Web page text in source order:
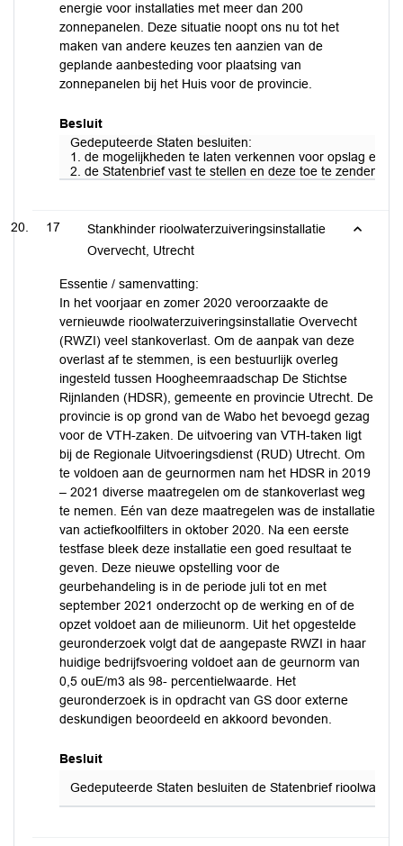
energie voor installaties met meer dan 200
zonnepanelen. Deze situatie noopt ons nu tot het
maken van andere keuzes ten aanzien van de
geplande aanbesteding voor plaatsing van
zonnepanelen bij het Huis voor de provincie.
Besluit
Gedeputeerde Staten besluiten:
1. de mogelijkheden te laten verkennen voor opslag en
2. de Statenbrief vast te stellen en deze toe te zenden
17
Stankhinder rioolwaterzuiveringsinstallatie
Overvecht, Utrecht
Essentie / samenvatting:
In het voorjaar en zomer 2020 veroorzaakte de
vernieuwde rioolwaterzuiveringsinstallatie Overvecht
(RWZI) veel stankoverlast. Om de aanpak van deze
overlast af te stemmen, is een bestuurlijk overleg
ingesteld tussen Hoogheemraadschap De Stichtse
Rijnlanden (HDSR), gemeente en provincie Utrecht. De
provincie is op grond van de Wabo het bevoegd gezag
voor de VTH-zaken. De uitvoering van VTH-taken ligt
bij de Regionale Uitvoeringsdienst (RUD) Utrecht. Om
te voldoen aan de geurnormen nam het HDSR in 2019
– 2021 diverse maatregelen om de stankoverlast weg
te nemen. Eén van deze maatregelen was de installatie
van actiefkoolfilters in oktober 2020. Na een eerste
testfase bleek deze installatie een goed resultaat te
geven. Deze nieuwe opstelling voor de
geurbehandeling is in de periode juli tot en met
september 2021 onderzocht op de werking en of de
opzet voldoet aan de milieunorm. Uit het opgestelde
geuronderzoek volgt dat de aangepaste RWZI in haar
huidige bedrijfsvoering voldoet aan de geurnorm van
0,5 ouE/m3 als 98- percentielwaarde. Het
geuronderzoek is in opdracht van GS door externe
deskundigen beoordeeld en akkoord bevonden.
Besluit
Gedeputeerde Staten besluiten de Statenbrief